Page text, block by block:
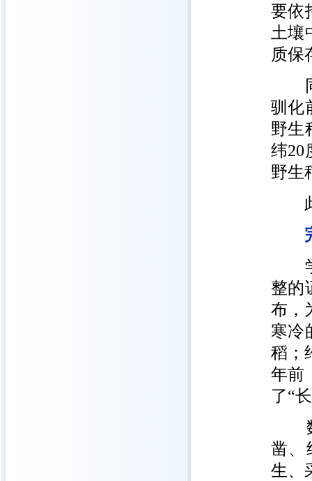
要依
土壤
质保
同
驯化
野生
纬20
野生
此
完
学
整的
布，
寒冷
稻；
年前
了“
数
凿、
生、